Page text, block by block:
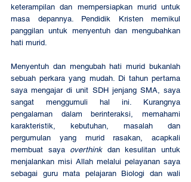
keterampilan dan mempersiapkan murid untuk
masa depannya. Pendidik Kristen memikul
panggilan untuk menyentuh dan mengubahkan
hati murid.
Menyentuh dan mengubah hati murid bukanlah
sebuah perkara yang mudah. Di tahun pertama
saya mengajar di unit SDH jenjang SMA, saya
sangat menggumuli hal ini. Kurangnya
pengalaman dalam berinteraksi, memahami
karakteristik, kebutuhan, masalah dan
pergumulan yang murid rasakan, acapkali
membuat saya overthink dan kesulitan untuk
menjalankan misi Allah melalui pelayanan saya
sebagai guru mata pelajaran Biologi dan wali